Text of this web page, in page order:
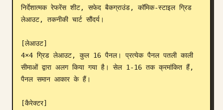
डाउनलोड
ब्लॉग
अपडेट
निर्देशात्मक रेफरेंस शीट, सफेद बैकग्राउंड, कॉमिक-स्टाइल ग्रिड
लेआउट, तकनीकी चार्ट सौंदर्य।
[लेआउट]
4×4 ग्रिड लेआउट, कुल 16 पैनल। प्रत्येक पैनल पतली काली
सीमाओं द्वारा अलग किया गया है। सेल 1-16 तक क्रमांकित हैं,
पैनल समान आकार के हैं।
[कैरेक्टर]